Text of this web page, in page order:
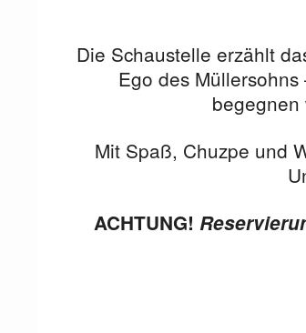
Die Schaustelle erzählt
Ego des
begegnen
Mit Spaß, Chuzpe und
ACHTUNG!